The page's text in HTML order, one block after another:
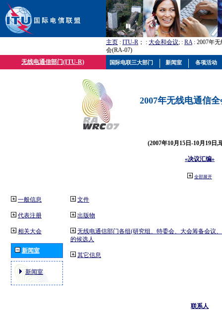
主页 : ITU-R ； : 大会和会议; : RA: 2007年
会(RA-07)
无线电通信部门(ITU-R)
2007年无线电通信
(2007年10月15日-10月19日,
«决议汇编»
全部展开
一般信息
代表注册
相关大会
新闻室
新闻室
文件
出版物
无线电通信部门各组(研究组、特委会、大会筹备会议
的候选人
其它信息
联系人
国际电联三大部门 新闻室 各项活动